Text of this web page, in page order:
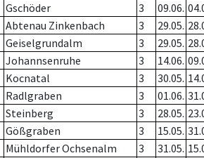
Gschöder 3 09.06.
Abtenau Zinkenbach 3 29.05.
Geiselgrundalm 3 29.05.
Johannsenruhe 3 14.06.
Kocnatal 3 30.05.
Radlgraben 3 01.06.
Steinberg 3 28.05.
Gößgraben 3 15.05.
Mühldorfer Ochsenalm 3 31.05.